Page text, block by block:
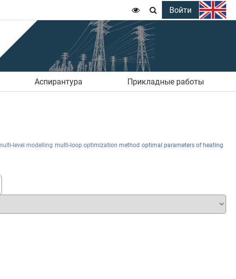
  Войти
Аспирантура Прикладные работы
level modelling multi-loop optimization method optimal parameters of heating